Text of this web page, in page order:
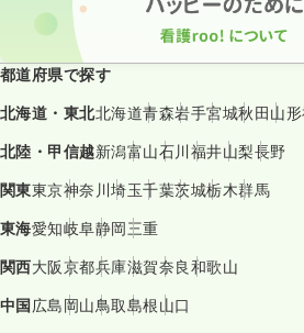
都道府県で探す
北海道・東北北海道青森岩手宮城秋田山形
北陸・甲信越新潟富山石川福井山梨長野
関東東京神奈川埼玉千葉茨城栃木群馬
東海愛知岐阜静岡三重
関西大阪京都兵庫滋賀奈良和歌山
中国広島岡山鳥取島根山口